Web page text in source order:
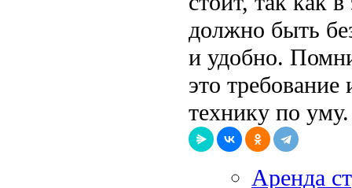
должно быть
и удобно.
это
технику по уму.
Аренда